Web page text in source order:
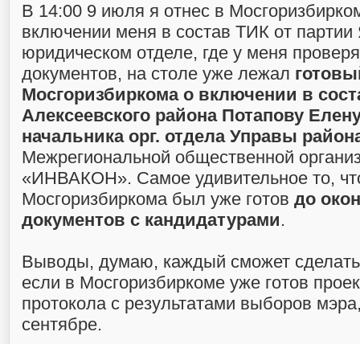
В 14:00 9 июля я отнес в
включении меня в состав ТИК от
юридическом отделе, где у меня
документов, на столе уже лежал
Мосгоризбиркома о включении в
Алексеевского района Потапову
начальника орг. отдела Управы
Межрегиональной общественной
«ИНВАКОН». Самое удивительное то,
Мосгоризбиркома был уже готов до
документов с кандидатурами.
Выводы, думаю, каждый сможет
если в Мосгоризбиркоме уже готов
протокола с результатами выборов
сентябре.